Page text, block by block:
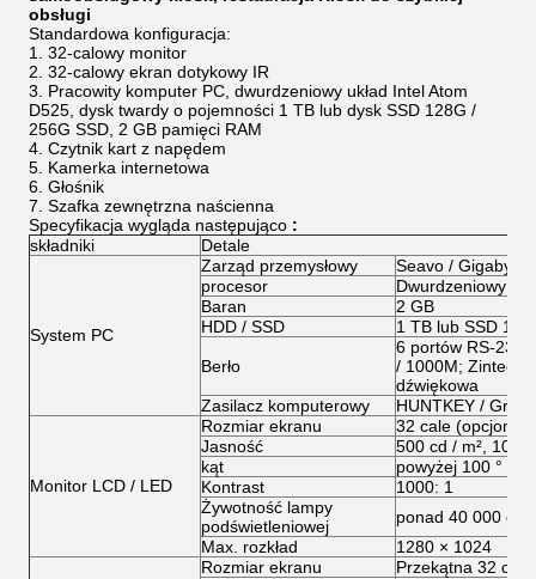
obsługi
Standardowa konfiguracja:
32-calowy monitor
32-calowy ekran dotykowy IR
Pracowity komputer PC, dwurdzeniowy układ Intel Atom
D525, dysk twardy o pojemności 1 TB lub dysk SSD 128G /
256G SSD, 2 GB pamięci RAM
Czytnik kart z napędem
Kamerka internetowa
Głośnik
Szafka zewnętrzna naścienna
Specyfikacja wygląda następująco :
składniki
Detale
System PC
Zarząd przemysłowy
Seavo / Gigabyte
procesor
Dwurdzeniowy
Baran
2 GB
HDD / SSD
1 TB lub SSD
Berło
6 portów RS-232;
/ 1000M;
dźwiękowa
Zasilacz komputerowy
HUNTKEY / Great
Monitor LCD / LED
Rozmiar ekranu
32 cale
Jasność
500 cd / m², 1000
kąt
powyżej 100 ° w
Kontrast
1000: 1
Żywotność lampy
podświetleniowej
ponad 40 000
Max. rozkład
1280 × 1024
Rozmiar ekranu
Przekątna 32